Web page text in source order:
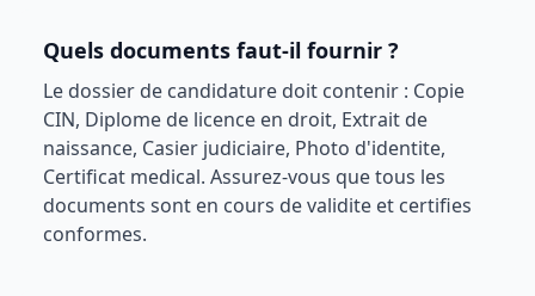
Quels documents faut-il fournir ?
Le dossier de candidature doit contenir : Copie
CIN, Diplome de licence en droit, Extrait de
naissance, Casier judiciaire, Photo d'identite,
Certificat medical. Assurez-vous que tous les
documents sont en cours de validite et certifies
conformes.